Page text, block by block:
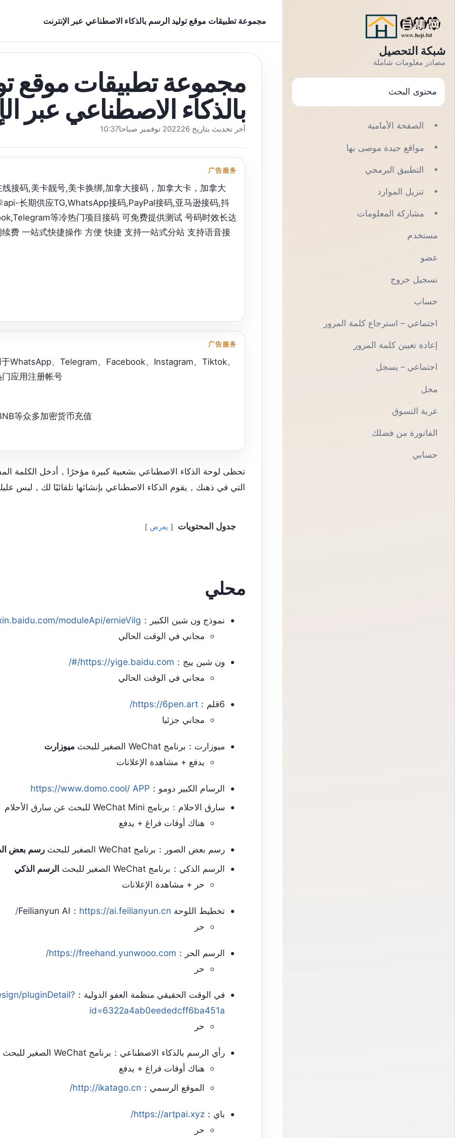
شبكة التحصيل
مصادر معلومات شاملة
يبحث
الصفحة الأمامية ▾
مواقع جيدة موصى بها ▾
التطبيق البرمجي ▾
تنزيل الموارد ▾
مشاركة المعلومات ▾
مستخدم
عضو
تسجيل خروج
حساب
اجتماعي – استرجاع كلمة المرور
إعادة تعيين كلمة المرور
اجتماعي – يسجل
محل
عربة التسوق
الفاتورة من فضلك
حسابي
مجموعة تطبيقات موقع توليد الرسم بالذكاء الاصطناعي عبر الإنترنت
مجموعة تطبيقات موقع
بالذكاء الاصطناعي عبر
آخر تحديث بتاريخ 202226 نوفمبر صباحا10:37
广告服务
接码,美卡靓号,美卡换绑,加拿大接码，加拿大卡，加拿大
长期供应TG,WhatsApp接码,PayPal接码,亚马逊接码,抖
等冷热门项目接码 可免费提供测试 号码时效长达
费 一站式快捷操作 方便 快捷 支持一站式分站 支持语音接
广告服务
WhatsApp、Telegram、Facebook、Instagram、Tiktok、
应用注册帐号。
等众多加密货币充值。
تحظى لوحة الذكاء الاصطناعي بشعبية كبيرة مؤخرًا，أدخل الكلمة
التي في ذهنك，يقوم الذكاء الاصطناعي بإنشائها تلقائيًا لك，
جدول المحتويات يعرض
محلي
نموذج ون شين الكبير： moduleApi/ernieVilg
مجاني في الوقت الحالي
ون شين ييج： https://yige.baidu.com/#/
مجاني في الوقت الحالي
6قلم：
https://6pen.art/
مجاني جزئيا
ميوزارت：برنامج WeChat الصغير للبحث
ميوزارت
يدفع + مشاهدة الإعلانات
الرسام الكبير دومو： https://www.domo.cool/ APP
سارق الاحلام：برنامج WeChat Mini للبحث عن سارق الأحلام
هناك أوقات فراغ + يدفع
رسم بعض الصور：برنامج WeChat الصغير للبحث
رسم بعض
الرسم الذكي：برنامج WeChat الصغير للبحث
الرسم الذكي
حر + مشاهدة الإعلانات
تخطيط اللوحة Feilianyun AI： https://ai.feilianyun.cn/
حر
الرسم الحر： https://freehand.yunwooo.com/
حر
في الوقت الحقيقي منظمة العفو الدولية： pluginDetail?
id=6322a4ab0eededcff6ba451a
حر
رأي الرسم بالذكاء الاصطناعي：برنامج WeChat الصغير للبحث
هناك أوقات فراغ + يدفع
الموقع الرسمي： http://ikatago.cn/
باي： https://artpai.xyz/
حر